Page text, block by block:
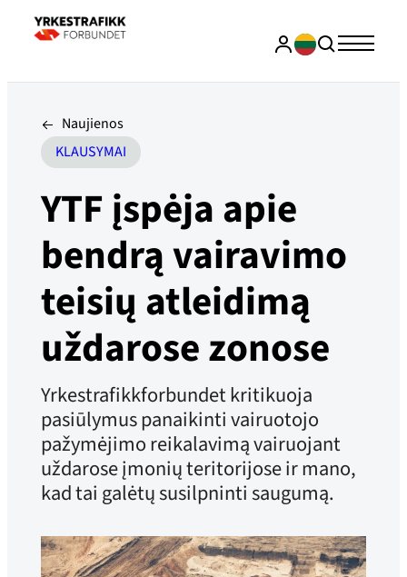
Naujienos
KLAUSYMAI
YTF įspėja apie
bendrą vairavimo
teisių atleidimą
uždarose zonose
Yrkestrafikkforbundet kritikuoja
pasiūlymus panaikinti vairuotojo
pažymėjimo reikalavimą vairuojant
uždarose įmonių teritorijose ir mano,
kad tai galėtų susilpninti saugumą.